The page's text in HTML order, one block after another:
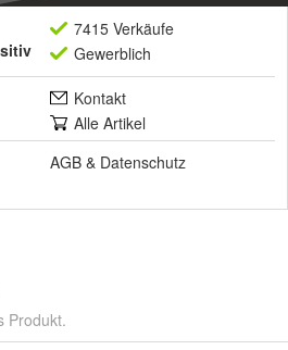
7415 Verkäufe
Gewerblich
Kontakt
Alle Artikel
AGB & Datenschutz
Produkt.